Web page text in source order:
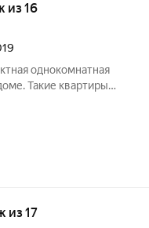
из 16
однокомнатная
Такие квартиры
сторона,
из 17